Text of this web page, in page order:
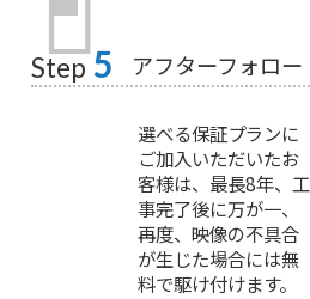
Step 5 アフターフォロー
選べる保証プランに
ご加入いただいたお
客様は、最長8年、工
事完了後に万が一、
再度、映像の不具合
が生じた場合には無
料で駆け付けます。